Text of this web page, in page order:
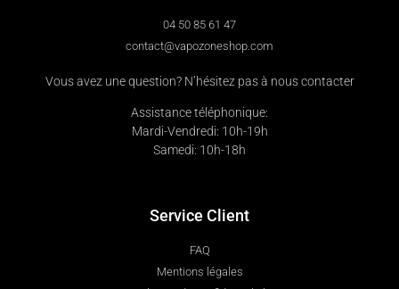
04 50 85 61 47
contact@vapozoneshop.com
Vous avez une question? N’hésitez pas à nous contacter
Assistance téléphonique:
Mardi-Vendredi: 10h-19h
Samedi: 10h-18h
Service Client
FAQ
Mentions légales